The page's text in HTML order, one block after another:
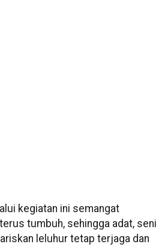
kegiatan ini semangat
tumbuh, sehingga adat, seni
leluhur tetap terjaga dan